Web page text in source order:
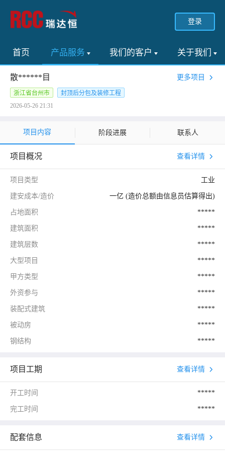
登录
首页 产品服务 我们的客户 关于我们
散******目 更多项目
浙江省台州市
封顶后分包及装修工程
2026-05-26 21:31
项目内容 阶段进展 联系人
项目概况 查看详情
项目类型 工业
建安成本/造价 一亿 (造价总额由信息员估算得出)
占地面积 *****
建筑面积 *****
建筑层数 *****
大型项目 *****
甲方类型 *****
外资参与 *****
装配式建筑 *****
被动房 *****
钢结构 *****
项目工期 查看详情
开工时间 *****
完工时间 *****
配套信息 查看详情